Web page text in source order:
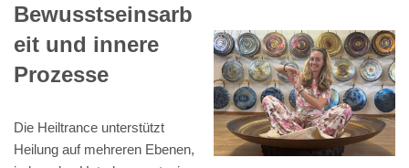
Bewusstseinsarb
eit und innere
Prozesse
Die Heiltrance unterstützt
Heilung auf mehreren Ebenen,